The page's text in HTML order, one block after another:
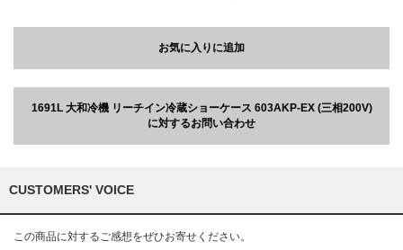
お気に入りに追加
1691L 大和冷機 リーチイン冷蔵ショーケース 603AKP-EX (三相200V)
に対するお問い合わせ
CUSTOMERS' VOICE
この商品に対するご感想をぜひお寄せください。